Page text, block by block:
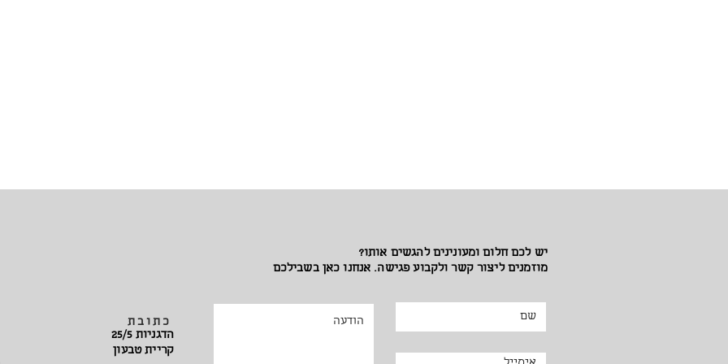
יש לכם חלום ומעונינים להגשים אותו?
מוזמנים ליצור קשר ולקבוע פגישה. אנחנו כאן בשבילכם
הדגניות 25/5
קריית טבעון
כתובת